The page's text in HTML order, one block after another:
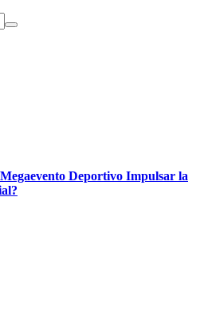
Deportivo Impulsar la